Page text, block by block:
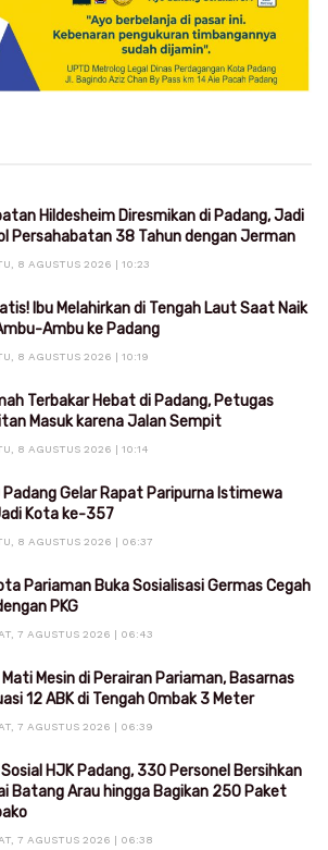
Hildesheim Diresmikan di Padang, Jadi
Persahabatan 38 Tahun dengan Jerman
8 AGUSTUS 2026 | 10:23
Ibu Melahirkan di Tengah Laut Saat Naik
Ambu ke Padang
8 AGUSTUS 2026 | 10:19
Terbakar Hebat di Padang, Petugas
Masuk karena Jalan Sempit
8 AGUSTUS 2026 | 10:14
Padang Gelar Rapat Paripurna Istimewa
Kota ke-357
8 AGUSTUS 2026 | 06:37
Pariaman Buka Sosialisasi Germas Cegah
PKG
7 AGUSTUS 2026 | 06:43
Mati Mesin di Perairan Pariaman, Basarnas
12 ABK di Tengah Ombak 3 Meter
7 AGUSTUS 2026 | 06:39
HJK Padang, 330 Personel Bersihkan
Batang Arau hingga Bagikan 250 Paket
7 AGUSTUS 2026 | 06:38